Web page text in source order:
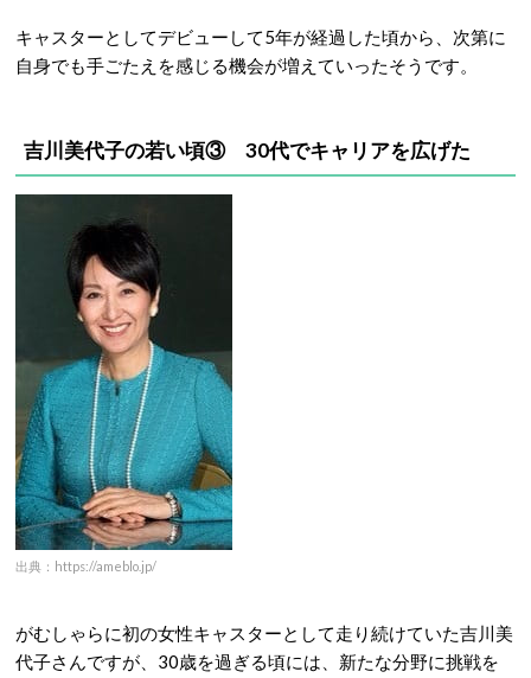
キャスターとしてデビューして5年が経過した頃から、次第に
自身でも手ごたえを感じる機会が増えていったそうです。
吉川美代子の若い頃③ 30代でキャリアを広げた
出典：https://ameblo.jp/
がむしゃらに初の女性キャスターとして走り続けていた吉川美
代子さんですが、30歳を過ぎる頃には、新たな分野に挑戦を